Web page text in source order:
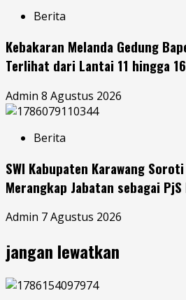
Berita
Kebakaran Melanda Gedung
Terlihat dari Lantai 11 hingga 16
Admin 8 Agustus 2026
Berita
SWI Kabupaten Karawang Soroti
Merangkap Jabatan sebagai PjS
Admin 7 Agustus 2026
jangan lewatkan